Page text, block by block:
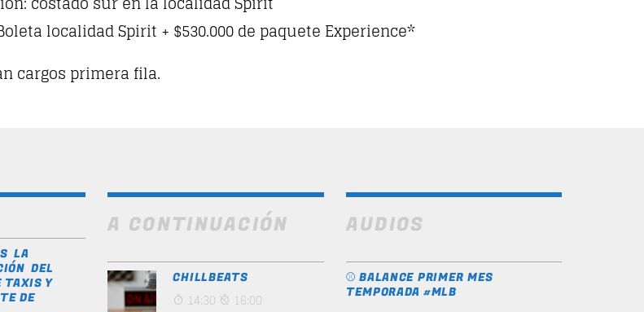
localidad Spirit + $530.000 de paquete Experience*
cargos primera fila.
LA
DEL
TAXIS Y
DE
A CONTINUACIÓN
CHILLBEATS
14:30 16:00
AUDIOS
⚾️ BALANCE PRIMER MES
TEMPORADA #MLB